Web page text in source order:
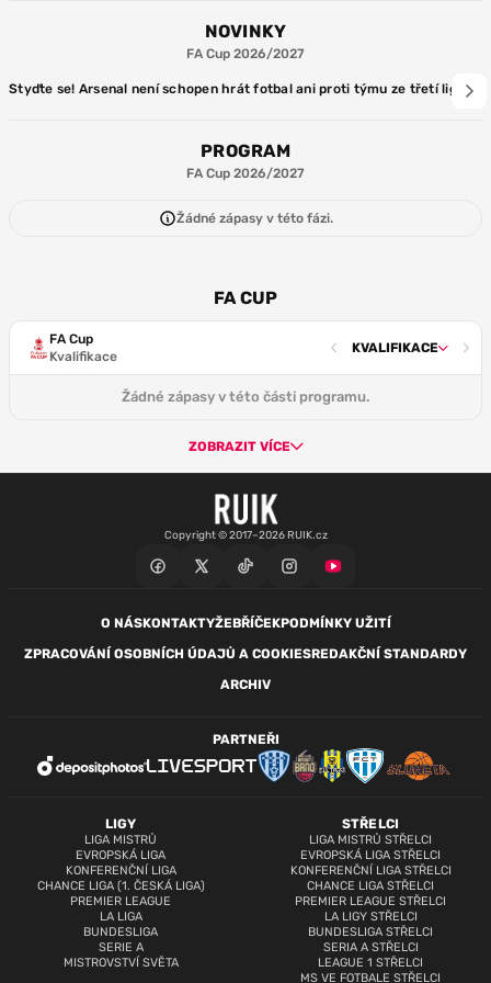
NOVINKY
FA Cup 2026/2027
Styďte se! Arsenal není schopen hrát fotbal ani proti týmu ze třetí ligy
PROGRAM
FA Cup 2026/2027
Žádné zápasy v této fázi.
FA CUP
FA Cup
Kvalifikace
KVALIFIKACE
Žádné zápasy v této části programu.
ZOBRAZIT VÍCE
Copyright © 2017–2026 RUIK.cz
O NÁSKONTAKTYŽEBŘÍČEKPODMÍNKY UŽITÍ
ZPRACOVÁNÍ OSOBNÍCH ÚDAJŮ A COOKIESREDAKČNÍ STANDARDY
ARCHIV
LIGY
LIGA MISTRŮ
EVROPSKÁ LIGA
KONFERENČNÍ LIGA
CHANCE LIGA (1. ČESKÁ LIGA)
PREMIER LEAGUE
LA LIGA
BUNDESLIGA
SERIE A
MISTROVSTVÍ SVĚTA
STŘELCI
LIGA MISTRŮ STŘELCI
EVROPSKÁ LIGA STŘELCI
KONFERENČNÍ LIGA STŘELCI
CHANCE LIGA STŘELCI
PREMIER LEAGUE STŘELCI
LA LIGY STŘELCI
BUNDESLIGA STŘELCI
SERIA A STŘELCI
LEAGUE 1 STŘELCI
MS VE FOTBALE STŘELCI
PARTNEŘI